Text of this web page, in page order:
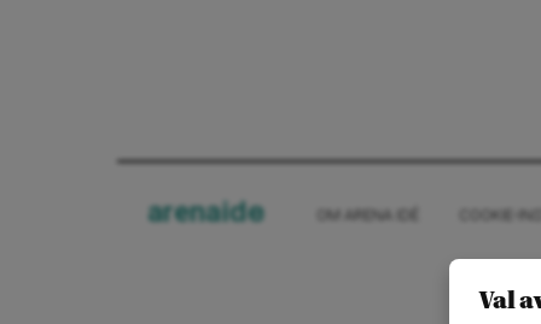
arenaide OM ARENA IDÉ COOKIE-
Val